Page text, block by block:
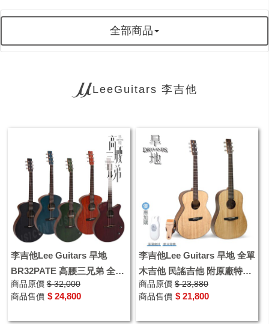
全部商品
LeeGuitars 李吉他
李吉他Lee Guitars 旱地
BR32PATE 高腰三兄弟 全單
民謠吉他 附原廠特製琴盒
商品原價 $ 32,000
商品售價 $ 24,800
李吉他Lee Guitars 旱地 全單
木吉他 民謠吉他 附原廠特製
琴盒 優惠加購溫溼度計 背帶
商品原價 $ 23,880
商品售價 $ 21,800